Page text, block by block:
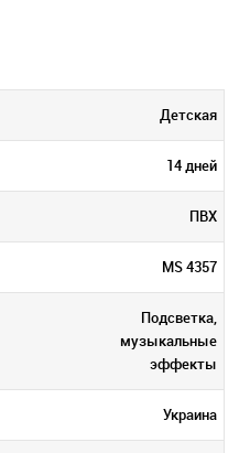
Детская
14 дней
ПВХ
MS 4357
Подсветка,
музыкальные
эффекты
Украина